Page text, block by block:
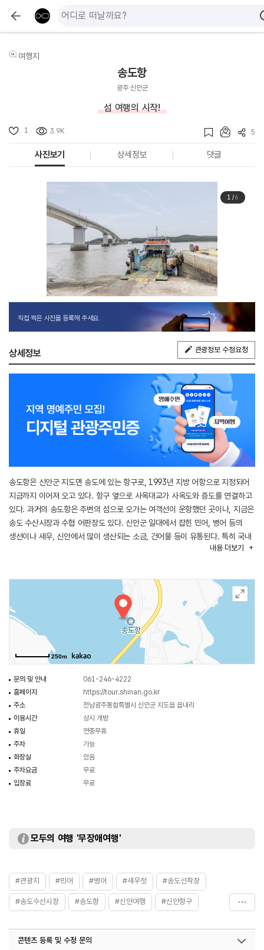
여행지
송도항
광주 신안군
섬 여행의 시작!
1 3.9K 5
사진보기 상세정보 댓글
1/6
직접 찍은 사진을 등록해 주세요.
상세정보 관광정보 수정요청
송도항은 신안군 지도면 송도에 있는 항구로, 1993년 지방 어항으로 지정되어
지금까지 이어져 오고 있다. 항구 옆으로 사옥대교가 사옥도와 증도를 연결하고
있다. 과거의 송도항은 주변의 섬으로 오가는 여객선이 운항했던 곳이나, 지금은
송도 수산시장과 수협 어판장도 있다. 신안군 일대에서 잡힌 민어, 병어 등의
생선이나 새우, 신안에서 많이 생산되는 소금, 건어물 등이 유통된다. 특히 국내
젓새우 생산량의 70%가 유통되는 곳이기도 하다. 증도 슬로시티 진입 길목에
내용 더보기
250m
문의 및 안내
061-246-4222
홈페이지
https://tour.shinan.go.kr
주소
전남광주통합특별시 신안군 지도읍 읍내리
이용시간
상시 개방
휴일
연중무휴
주차
가능
화장실
있음
주차요금
무료
입장료
무료
모두의 여행 '무장애여행'
#관광지 #민어 #병어 #새우젓 #송도선착장
#송도수산시장 #송도항 #신안여행 #신안항구
콘텐츠 등록 및 수정 문의